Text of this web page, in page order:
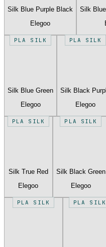
Silk Blue Purple Black
Elegoo
Silk
PLA SILK
Silk Blue Green
Elegoo
PLA SILK
Silk Black
Elegoo
PLA SILK
Silk True Red
Elegoo
PLA SILK
Silk Black Green
Elegoo
PLA SILK PLA SILK